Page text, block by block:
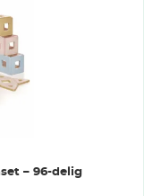
– 96-delig